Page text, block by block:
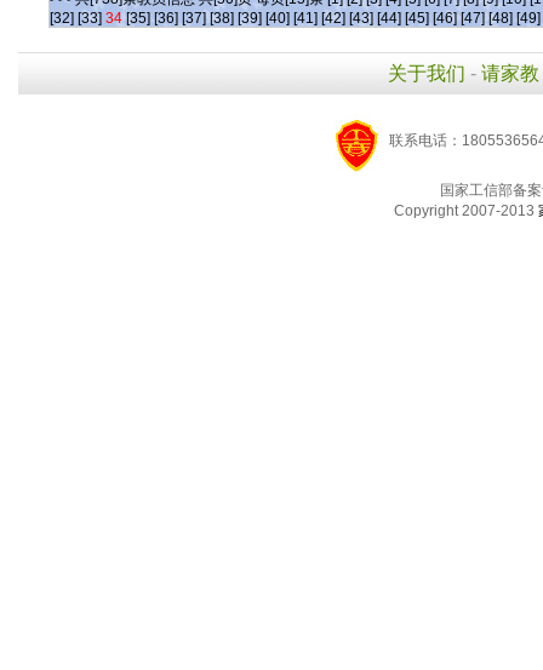
[32] [33] 34 [35] [36] [37] [38] [39] [40] [41] [42] [43] [44] [45] [46] [47] [48] [49]
关于我们 - 请家教
联系电话：
国家工信部备
Copyright 2007-2013